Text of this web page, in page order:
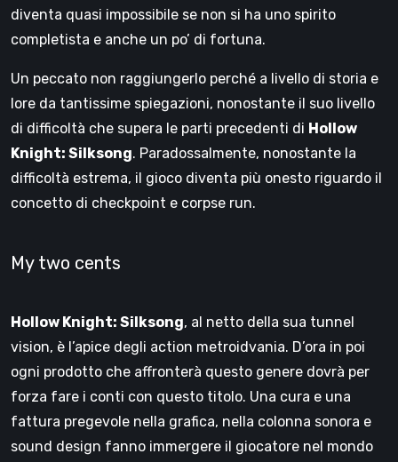
diventa quasi impossibile se non si ha uno spirito
completista e anche un po’ di fortuna.
Un peccato non raggiungerlo perché a livello di storia e
lore da tantissime spiegazioni, nonostante il suo livello
di difficoltà che supera le parti precedenti di Hollow
Knight: Silksong. Paradossalmente, nonostante la
difficoltà estrema, il gioco diventa più onesto riguardo il
concetto di checkpoint e corpse run.
My two cents
Hollow Knight: Silksong, al netto della sua tunnel
vision, è l’apice degli action metroidvania. D’ora in poi
ogni prodotto che affronterà questo genere dovrà per
forza fare i conti con questo titolo. Una cura e una
fattura pregevole nella grafica, nella colonna sonora e
sound design fanno immergere il giocatore nel mondo